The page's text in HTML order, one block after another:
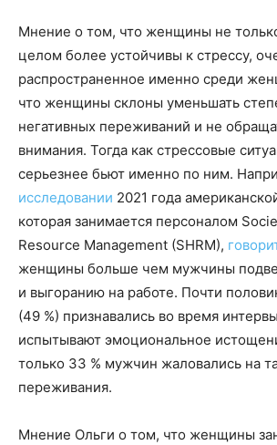
Мнение о том, что женщины не
целом более устойчивы к стрессу,
распространенное именно среди
что женщины склоны уменьшать
негативных переживаний и не
внимания. Тогда как стрессовые
серьезнее бьют именно по ним.
исследовании 2021 года
которая занимается персоналом
Resource Management (SHRM),
женщины больше чем мужчины
и выгоранию на работе. Почти
(49 %) признавались во время
испытывают эмоциональное
только 33 % мужчин жаловались на
переживания.
Мнение Ольги о том, что женщины